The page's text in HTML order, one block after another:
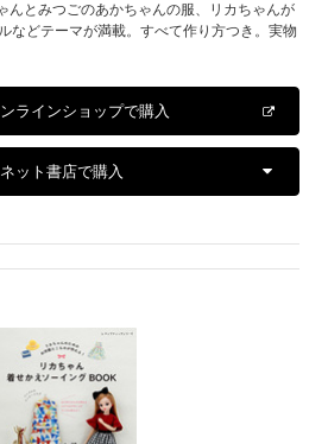
んとみつごのあかちゃんの服、リカちゃんが
などテーマが満載。すべて作り方つき。実物
ラインショップで購入
ネット書店で購入